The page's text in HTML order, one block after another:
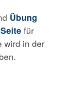
Übung
für
wird in der